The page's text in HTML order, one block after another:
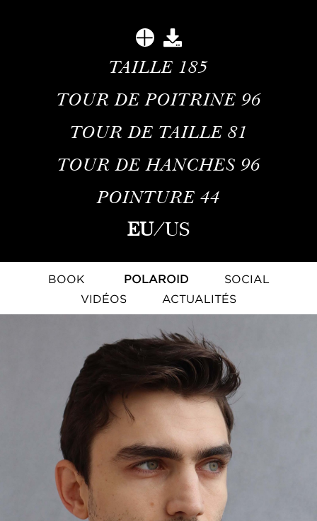
TAILLE 185
TOUR DE POITRINE 96
TOUR DE TAILLE 81
TOUR DE HANCHES 96
POINTURE 44
EU/US
BOOK POLAROID
SOCIAL
VIDÉOS
ACTUALITÉS